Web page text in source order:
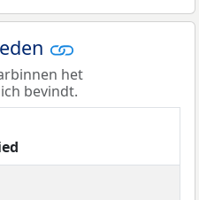
het
bevindt.